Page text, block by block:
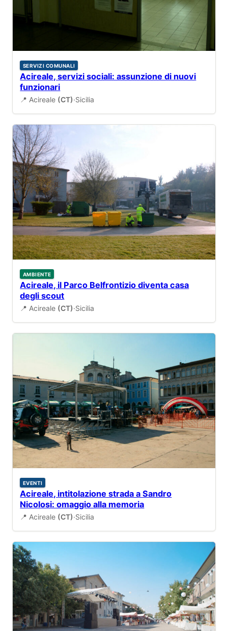
SERVIZI COMUNALI
Acireale, servizi sociali: assunzione di nuovi
funzionari
📍 Acireale (CT)·Sicilia
AMBIENTE
Acireale, il Parco Belfrontizio diventa casa
degli scout
📍 Acireale (CT)·Sicilia
EVENTI
Acireale, intitolazione strada a Sandro
Nicolosi: omaggio alla memoria
📍 Acireale (CT)·Sicilia